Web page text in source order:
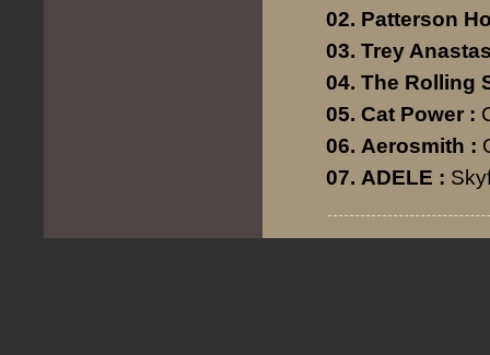
Patterson
Trey
The Rolling
Cat Power :
Aerosmith :
ADELE :